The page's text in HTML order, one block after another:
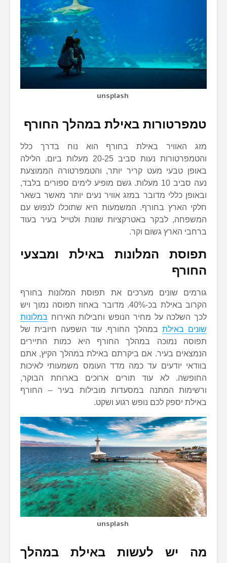
טמפרטורות באילת במהלך החורף
מזג האוויר באילת בחורף הוא נוח בדרך כלל
והטמפרטורות נעות סביב 20-25 מעלות ביום. הלילה
באופן טבעי מעט קריר יותר, והטמפרטורה הממוצעת
נעה סביב 10 מעלות. גשם מופיע לימים ספורים בלבד,
ובאופן כללי מדובר במזג אוויר נעים יותר מאשר בשאר
חלקי הארץ בחורף. המשמעות היא שתוכלו לנפוש עם
המשפחה, לבקר באטרקציות שונות ולטייל בעיר בעוד
ברחבי הארץ גשום וקר.
תפוסת המלונות באילת ומבצעי
החורף
גורמים שונים מערכים את תפוסת המלונות בחורף
הקרוב באילת בכ-40%. מדובר באחוז תפוסה נמוך ויש
לכך השלכה על מחיר הנופש וחבילות האירוח במלונות
שונים באילתבמהלך החורף. עוד השפעה חיובית של
תפוסה נמוכה במהלך החורף היא כמות התיירים
הנמצאים בעיר. אם ביקרתם באילת במהלך הקיץ, אתם
בוודאי יודעים עד כמה מדד העומס משמעותי לאיכות
החופשה. לא עוד תורים ארוכים בארוחת הבוקר,
ורשימות המתנה במסעדות מובילות בעיר – החורף
באילת יספק לכם נופש רגוע ושקט.
מה יש לעשות באילת במהלך